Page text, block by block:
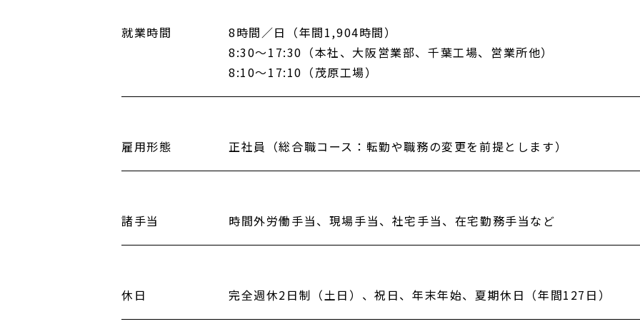
就業時間
8時間／日（年間1,904時間）
8:30〜17:30（本社、大阪営業部、千葉工場、営業所他）
8:10〜17:10（茂原工場）
雇用形態 正社員（総合職コース：転勤や職務の変更を前提とします）
諸手当 時間外労働手当、現場手当、社宅手当、在宅勤務手当など
休日 完全週休2日制（土日）、祝日、年末年始、夏期休日（年間127日）